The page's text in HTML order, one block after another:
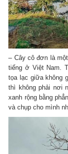
– Cây cô đơn là
tiếng ở Việt Nam.
tọa lạc giữa không
thì không phải nơi
xanh rộng bằng
và chụp cho mình